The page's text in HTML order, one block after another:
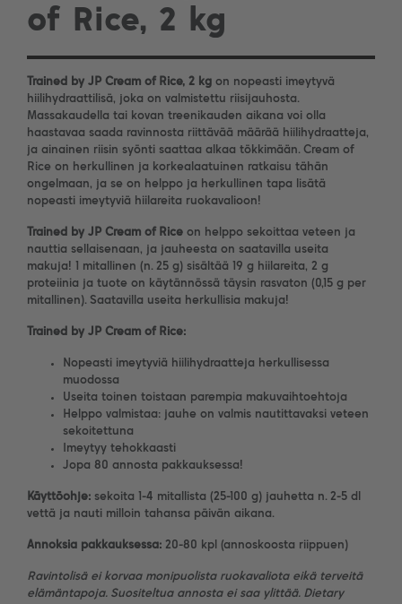
of Rice, 2 kg
Trained by JP Cream of Rice, 2 kg on nopeasti imeytyvä
hiilihydraattilisä, joka on valmistettu riisijauhosta.
Massakaudella tai kovan treenikauden aikana voi olla
haastavaa saada ravinnosta riittävää määrää hiilihydraatteja,
ja ainainen riisin syönti saattaa alkaa tökkimään. Cream of
Rice on herkullinen ja korkealaatuinen ratkaisu tähän
ongelmaan, ja se on helppo ja herkullinen tapa lisätä
nopeasti imeytyviä hiilareita ruokavalioon!
Trained by JP Cream of Rice on helppo sekoittaa veteen ja
nauttia sellaisenaan, ja jauheesta on saatavilla useita
makuja! 1 mitallinen (n. 25 g) sisältää 19 g hiilareita, 2 g
proteiinia ja tuote on käytännössä täysin rasvaton (0,15 g per
mitallinen). Saatavilla useita herkullisia makuja!
Trained by JP Cream of Rice:
Nopeasti imeytyviä hiilihydraatteja herkullisessa
muodossa
Useita toinen toistaan parempia makuvaihtoehtoja
Helppo valmistaa: jauhe on valmis nautittavaksi veteen
sekoitettuna
Imeytyy tehokkaasti
Jopa 80 annosta pakkauksessa!
Käyttöohje: sekoita 1-4 mitallista (25-100 g) jauhetta n. 2-5 dl
vettä ja nauti milloin tahansa päivän aikana.
Annoksia pakkauksessa: 20-80 kpl (annoskoosta riippuen)
Ravintolisä ei korvaa monipuolista ruokavaliota eikä terveitä
elämäntapoja. Suositeltua annosta ei saa ylittää. Dietary